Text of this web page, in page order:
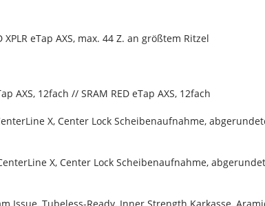
eTap AXS, max. 44 Z. an größtem Ritzel
AXS, 12fach // SRAM RED eTap AXS, 12fach
X, Center Lock Scheibenaufnahme,
X, Center Lock Scheibenaufnahme,